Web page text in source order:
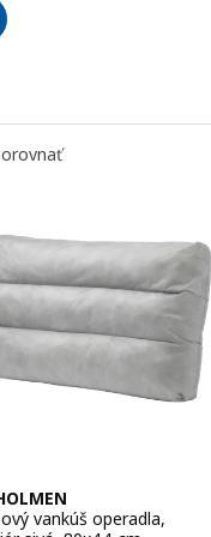
hodnotenie:
vankúš operadla,